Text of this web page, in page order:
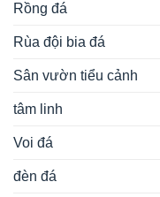
Rồng đá
Rùa đội bia đá
Sân vườn tiểu cảnh
tâm linh
Voi đá
đèn đá